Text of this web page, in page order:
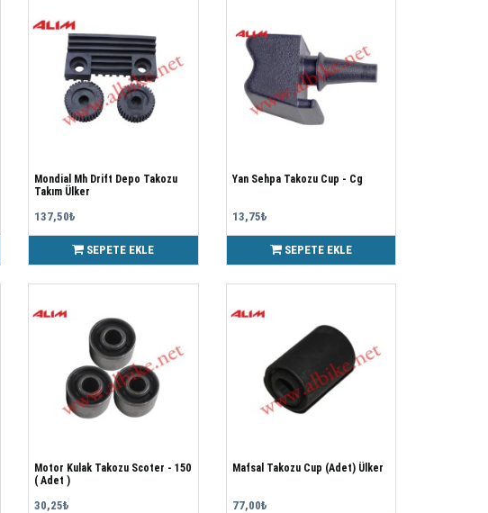
Mondial Mh Drift Depo Takozu
Takım Ülker
137,50₺
SEPETE EKLE
Yan Sehpa Takozu Cup - Cg
13,75₺
SEPETE EKLE
Motor Kulak Takozu Scoter - 150
( Adet )
30,25₺
Mafsal Takozu Cup (Adet) Ülker
77,00₺